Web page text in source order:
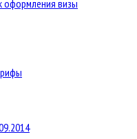
оформления визы